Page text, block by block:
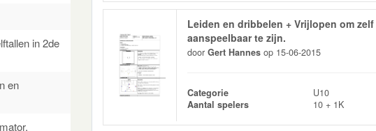
in 2de
en
Leiden en dribbelen + Vrijlopen om zelf
aanspeelbaar te zijn.
doorGert Hannes op 15-06-2015
Categorie
U10
Aantal spelers
10 + 1K